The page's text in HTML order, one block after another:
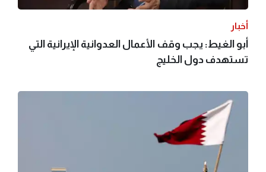
أخبار
أبو الغيط: يجب وقف الأعمال العدوانية الإيرانية التي
تستهدف دول الخليج